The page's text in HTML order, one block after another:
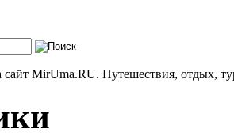
MirUma.RU. Путешествия, отдых,